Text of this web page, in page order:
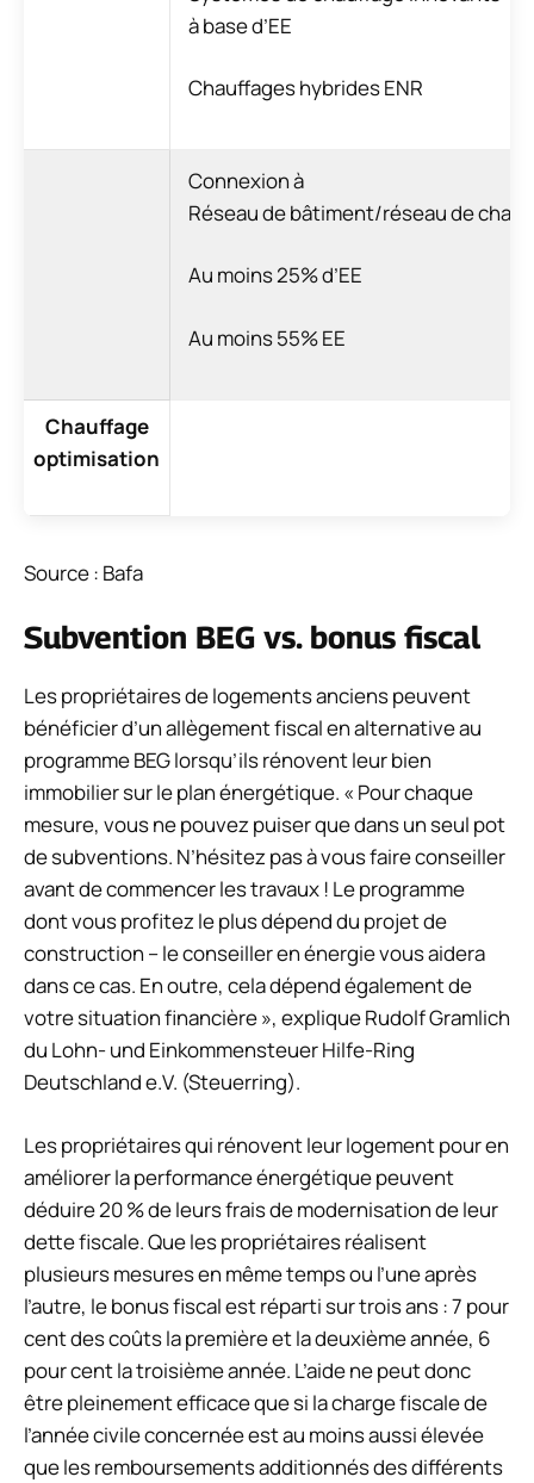
à base d’EE
Chauffages hybrides ENR
Connexion à
Réseau de bâtiment/réseau de
Au moins 25% d’EE
Au moins 55% EE
Chauffage
optimisation
Source : Bafa
Subvention BEG vs. bonus fiscal
Les propriétaires de logements anciens peuvent
bénéficier d’un allègement fiscal en alternative au
programme BEG lorsqu’ils rénovent leur bien
immobilier sur le plan énergétique. « Pour chaque
mesure, vous ne pouvez puiser que dans un seul pot
de subventions. N’hésitez pas à vous faire conseiller
avant de commencer les travaux ! Le programme
dont vous profitez le plus dépend du projet de
construction – le conseiller en énergie vous aidera
dans ce cas. En outre, cela dépend également de
votre situation financière », explique Rudolf Gramlich
du Lohn- und Einkommensteuer Hilfe-Ring
Deutschland e.V. (Steuerring).
Les propriétaires qui rénovent leur logement pour en
améliorer la performance énergétique peuvent
déduire 20 % de leurs frais de modernisation de leur
dette fiscale. Que les propriétaires réalisent
plusieurs mesures en même temps ou l’une après
l’autre, le bonus fiscal est réparti sur trois ans : 7 pour
cent des coûts la première et la deuxième année, 6
pour cent la troisième année. L’aide ne peut donc
être pleinement efficace que si la charge fiscale de
l’année civile concernée est au moins aussi élevée
que les remboursements additionnés des différents